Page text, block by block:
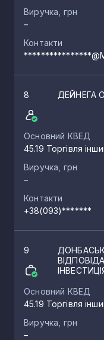
Виручка, грн
–
Контакти
8 ДЕЙНЕГА
Основний КВЕД
45.19 Торгівля
Виручка, грн
–
Контакти
+38(093)*******
9
Основний КВЕД
45.19 Торгівля
Виручка, грн
–